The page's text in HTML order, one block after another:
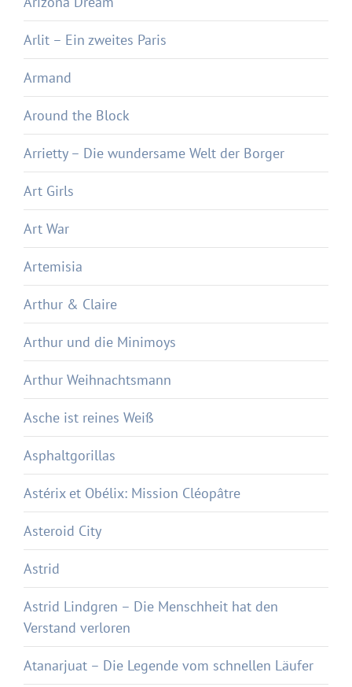
Arlit – Ein zweites Paris
Armand
Around the Block
Arrietty – Die wundersame Welt der Borger
Art Girls
Art War
Artemisia
Arthur & Claire
Arthur und die Minimoys
Arthur Weihnachtsmann
Asche ist reines Weiß
Asphaltgorillas
Astérix et Obélix: Mission Cléopâtre
Asteroid City
Astrid
Astrid Lindgren – Die Menschheit hat den
Verstand verloren
Atanarjuat – Die Legende vom schnellen Läufer